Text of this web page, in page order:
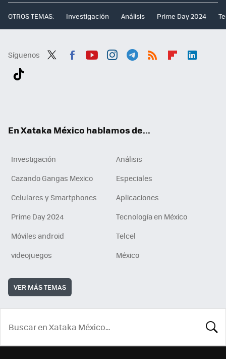
OTROS TEMAS: Investigación Análisis Prime Day 2024
Síguenos
En Xataka México hablamos de...
Investigación
Análisis
Cazando Gangas Mexico
Especiales
Celulares y Smartphones
Aplicaciones
Prime Day 2024
Tecnología en México
Móviles android
Telcel
videojuegos
México
VER MÁS TEMAS